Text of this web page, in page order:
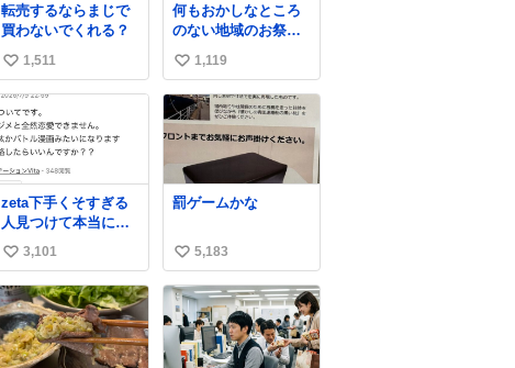
転売するならまじで
買わないでくれる？
い
い
ね
数
1,511
何もおかしなところ
のない地域のお祭り
の屋台。あとなんか
割と聞き馴染みのあ
るBGMが流れてます
#関広見まつり #関広
見まつり2026
い
い
ね
数
1,119
zeta下手くそすぎる
人見つけて本当にお
もろい
い
い
ね
数
3,101
罰ゲームかな
い
い
ね
数
5,183